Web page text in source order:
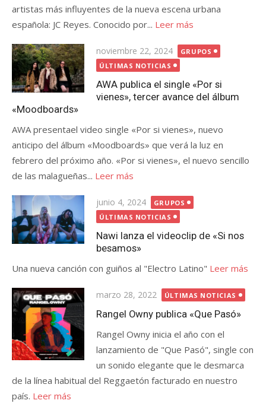
artistas más influyentes de la nueva escena urbana
española: JC Reyes. Conocido por... Leer más
Publicada
el
noviembre 22, 2024
GRUPOS
ÚLTIMAS NOTICIAS
AWA publica el single «Por si
vienes», tercer avance del álbum
«Moodboards»
AWA presentael video single «Por si vienes», nuevo
anticipo del álbum «Moodboards» que verá la luz en
febrero del próximo año. «Por si vienes», el nuevo sencillo
de las malagueñas... Leer más
Publicada
el
junio 4, 2024
GRUPOS
ÚLTIMAS NOTICIAS
Nawi lanza el videoclip de «Si nos
besamos»
Una nueva canción con guiños al "Electro Latino" Leer más
Publicada
el
marzo 28, 2022 ÚLTIMAS NOTICIAS
Rangel Owny publica «Que Pasó»
Rangel Owny inicia el año con el
lanzamiento de "Que Pasó", single con
un sonido elegante que le desmarca
de la línea habitual del Reggaetón facturado en nuestro
país. Leer más